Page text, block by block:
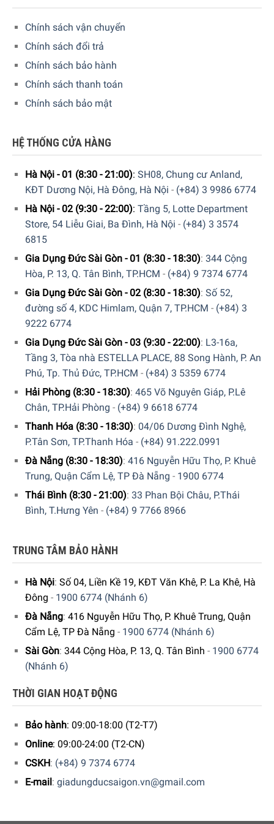
Hàng đúng nguồn gốc, chính hãng, nhập khẩu Đức &
Ngoài ra quý khách còn có thể tham khảo thêm các sản
phẩm Nồi Le Creuset khác đang được bán tại các
website của chúng tôi.
5/5 - (1 bình chọn)
Chính sách vận chuyển
Chính sách đổi trả
Chính sách bảo hành
Chính sách thanh toán
Chính sách bảo mật
HỆ THỐNG CỬA HÀNG
Hà Nội - 01 (8:30 - 21:00): SH08, Chung cư Anland,
KĐT Dương Nội, Hà Đông, Hà Nội - (+84) 3 9986 6774
Hà Nội - 02 (9:30 - 22:00): Tầng 5, Lotte Department
Store, 54 Liễu Giai, Ba Đình, Hà Nội - (+84) 3 3574
6815
Gia Dụng Đức Sài Gòn - 01 (8:30 - 18:30): 344 Cộng
Hòa, P. 13, Q. Tân Bình, TP.HCM - (+84) 9 7374 6774
Gia Dụng Đức Sài Gòn - 02 (8:30 - 18:30): Số 52,
đường số 4, KDC Himlam, Quận 7, TP.HCM - (+84) 3
9222 6774
Gia Dụng Đức Sài Gòn - 03 (9:30 - 22:00): L3-16a,
Tầng 3, Tòa nhà ESTELLA PLACE, 88 Song Hành, P. An
Phú, Tp. Thủ Đức, TP.HCM - (+84) 3 5359 6774
Hải Phòng (8:30 - 18:30): 465 Võ Nguyên Giáp, P.Lê
Chân, TP.Hải Phòng - (+84) 9 6618 6774
Thanh Hóa (8:30 - 18:30): 04/06 Dương Đình Nghệ,
P.Tân Sơn, TP.Thanh Hóa - (+84) 91.222.0991
Đà Nẵng (8:30 - 18:30): 416 Nguyễn Hữu Thọ, P. Khuê
Trung, Quận Cẩm Lệ, TP Đà Nẵng - 1900 6774
Thái Bình (8:30 - 21:00): 33 Phan Bội Châu, P.Thái
Bình, T.Hưng Yên - (+84) 9 7766 8966
TRUNG TÂM BẢO HÀNH
Hà Nội: Số 04, Liền Kề 19, KĐT Văn Khê, P. La Khê, Hà
Đông - 1900 6774 (Nhánh 6)
Đà Nẵng: 416 Nguyễn Hữu Thọ, P. Khuê Trung, Quận
Cẩm Lệ, TP Đà Nẵng - 1900 6774 (Nhánh 6)
Sài Gòn: 344 Cộng Hòa, P. 13, Q. Tân Bình - 1900 6774
(Nhánh 6)
THỜI GIAN HOẠT ĐỘNG
Bảo hành: 09:00-18:00 (T2-T7)
Online: 09:00-24:00 (T2-CN)
CSKH: (+84) 9 7374 6774
E-mail : giadungducsaigon.vn@gmail.com